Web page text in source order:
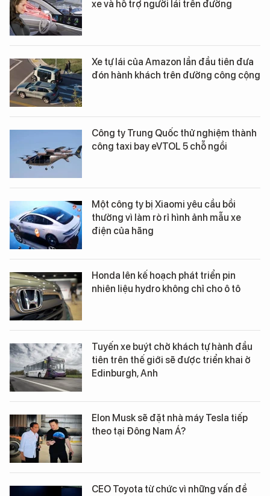
xe và hỗ trợ người lái trên đường
Xe tự lái của Amazon lần đầu tiên đưa
đón hành khách trên đường công cộng
Công ty Trung Quốc thử nghiệm thành
công taxi bay eVTOL 5 chỗ ngồi
Một công ty bị Xiaomi yêu cầu bồi
thường vì làm rò rỉ hình ảnh mẫu xe
điện của hãng
Honda lên kế hoạch phát triển pin
nhiên liệu hydro không chỉ cho ô tô
Tuyến xe buýt chở khách tự hành đầu
tiên trên thế giới sẽ được triển khai ở
Edinburgh, Anh
Elon Musk sẽ đặt nhà máy Tesla tiếp
theo tại Đông Nam Á?
CEO Toyota từ chức vì những vấn đề